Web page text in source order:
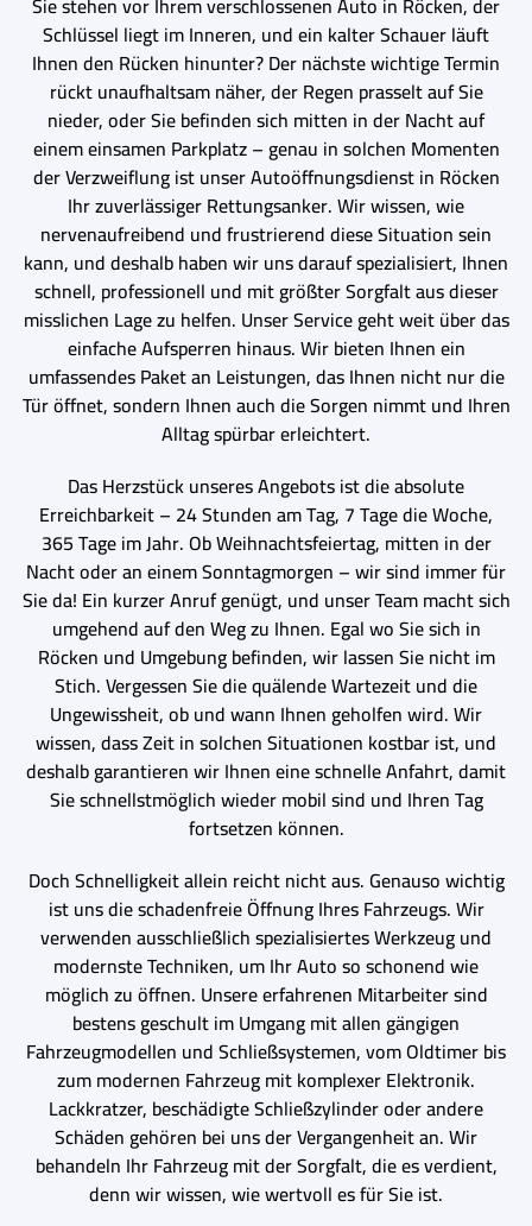
Schlüssel liegt im Inneren, und ein kalter Schauer läuft
Ihnen den Rücken hinunter? Der nächste wichtige Termin
rückt unaufhaltsam näher, der Regen prasselt auf Sie
nieder, oder Sie befinden sich mitten in der Nacht auf
einem einsamen Parkplatz – genau in solchen Momenten
der Verzweiflung ist unser Autoöffnungsdienst in Röcken
Ihr zuverlässiger Rettungsanker. Wir wissen, wie
nervenaufreibend und frustrierend diese Situation sein
kann, und deshalb haben wir uns darauf spezialisiert, Ihnen
schnell, professionell und mit größter Sorgfalt aus dieser
misslichen Lage zu helfen. Unser Service geht weit über das
einfache Aufsperren hinaus. Wir bieten Ihnen ein
umfassendes Paket an Leistungen, das Ihnen nicht nur die
Tür öffnet, sondern Ihnen auch die Sorgen nimmt und Ihren
Alltag spürbar erleichtert.
Das Herzstück unseres Angebots ist die absolute
Erreichbarkeit – 24 Stunden am Tag, 7 Tage die Woche,
365 Tage im Jahr. Ob Weihnachtsfeiertag, mitten in der
Nacht oder an einem Sonntagmorgen – wir sind immer für
Sie da! Ein kurzer Anruf genügt, und unser Team macht sich
umgehend auf den Weg zu Ihnen. Egal wo Sie sich in
Röcken und Umgebung befinden, wir lassen Sie nicht im
Stich. Vergessen Sie die quälende Wartezeit und die
Ungewissheit, ob und wann Ihnen geholfen wird. Wir
wissen, dass Zeit in solchen Situationen kostbar ist, und
deshalb garantieren wir Ihnen eine schnelle Anfahrt, damit
Sie schnellstmöglich wieder mobil sind und Ihren Tag
fortsetzen können.
Doch Schnelligkeit allein reicht nicht aus. Genauso wichtig
ist uns die schadenfreie Öffnung Ihres Fahrzeugs. Wir
verwenden ausschließlich spezialisiertes Werkzeug und
modernste Techniken, um Ihr Auto so schonend wie
möglich zu öffnen. Unsere erfahrenen Mitarbeiter sind
bestens geschult im Umgang mit allen gängigen
Fahrzeugmodellen und Schließsystemen, vom Oldtimer bis
zum modernen Fahrzeug mit komplexer Elektronik.
Lackkratzer, beschädigte Schließzylinder oder andere
Schäden gehören bei uns der Vergangenheit an. Wir
behandeln Ihr Fahrzeug mit der Sorgfalt, die es verdient,
denn wir wissen, wie wertvoll es für Sie ist.